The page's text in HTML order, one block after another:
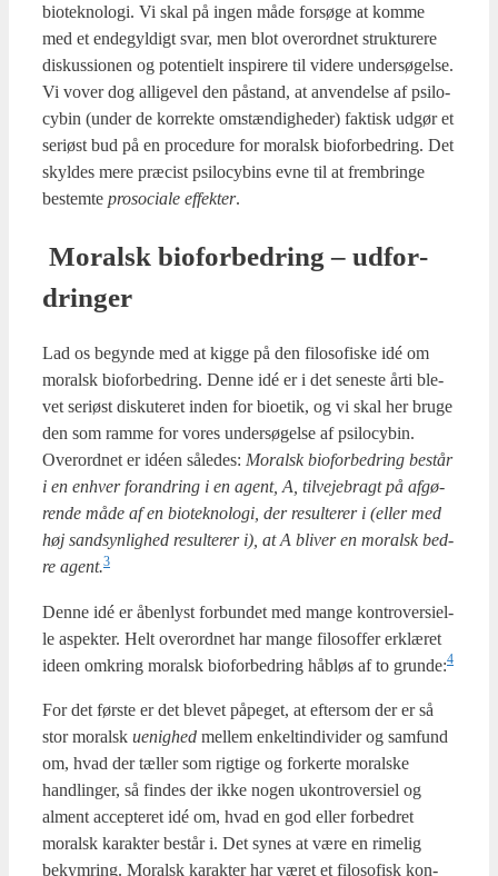
bio­tek­no­lo­gi. Vi skal på ingen måde for­sø­ge at kom­me
med et ende­gyl­digt svar, men blot over­ord­net struk­tu­re­re
dis­kus­sio­nen og poten­ti­elt inspi­re­re til vide­re under­sø­gel­se.
Vi vover dog alli­ge­vel den påstand, at anven­del­se af psi­lo­
cy­bin (under de kor­rek­te omstæn­dig­he­der) fak­tisk udgør et
seri­øst bud på en pro­ce­du­re for moralsk bio­for­bed­ring. Det
skyl­des mere præ­cist psi­lo­cy­bins evne til at frem­brin­ge
bestem­te pro­so­ci­a­le effek­ter.
Moralsk bio­for­bed­ring – udfor­
drin­ger
Lad os begyn­de med at kig­ge på den filo­so­fi­ske idé om
moralsk bio­for­bed­ring. Den­ne idé er i det sene­ste årti ble­
vet seri­øst dis­ku­te­ret inden for bio­e­tik, og vi skal her bru­ge
den som ram­me for vores under­sø­gel­se af psi­lo­cy­bin.
Over­ord­net er idéen såle­des: Moralsk bio­for­bed­ring består
i en enhver for­an­dring i en agent, A, til­ve­je­bragt på afgø­
ren­de måde af en bio­tek­no­lo­gi, der resul­te­rer i (eller med
høj sand­syn­lig­hed resul­te­rer i), at A bli­ver en moralsk bed­
re agent.3
Den­ne idé er åben­lyst for­bun­det med man­ge kon­tro­ver­si­el­
le aspek­ter. Helt over­ord­net har man­ge filo­sof­fer erklæ­ret
ide­en omkring moralsk bio­for­bed­ring håb­løs af to grunde:4
For det før­ste er det ble­vet påpe­get, at efter­som der er så
stor moralsk uenig­hed mel­lem enkel­tin­di­vi­der og sam­fund
om, hvad der tæl­ler som rig­ti­ge og for­ker­te moral­ske
handling­er, så fin­des der ikke nogen ukon­tro­ver­si­el og
alment accep­te­ret idé om, hvad en god eller for­bed­ret
moralsk karak­ter består i. Det synes at være en rime­lig
bekym­ring. Moralsk karak­ter har været et filo­so­fisk kon­